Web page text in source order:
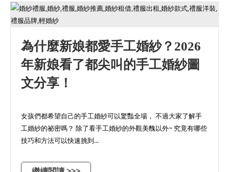
為什麼新娘都愛手工婚紗？2026
年新娘看了都尖叫的手工婚紗圖
文分享！
女孩們都希望自己的手工婚紗可以驚豔全場， 不過大家了解手
工婚紗的祕密嗎？ 除了看手工婚紗的外觀美醜以外~ 究竟有哪些
技巧和方法可以快速挑到...